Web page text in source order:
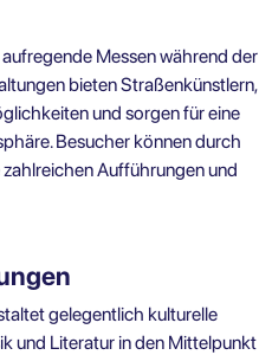
Messen während der
bieten Straßenkünstlern,
und sorgen für eine
Besucher können durch
Aufführungen und
gelegentlich kulturelle
und Literatur in den Mittelpunkt